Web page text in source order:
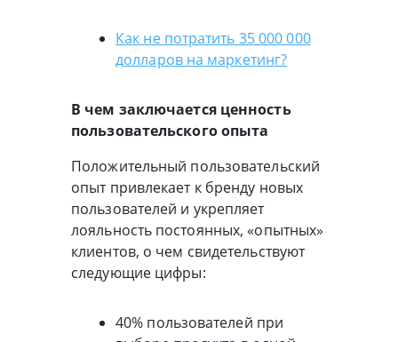
Как не потратить 35 000 000
долларов на маркетинг?
В чем заключается ценность
пользовательского опыта
Положительный пользовательский
опыт привлекает к бренду новых
пользователей и укрепляет
лояльность постоянных, «опытных»
клиентов, о чем свидетельствуют
следующие цифры:
40% пользователей при